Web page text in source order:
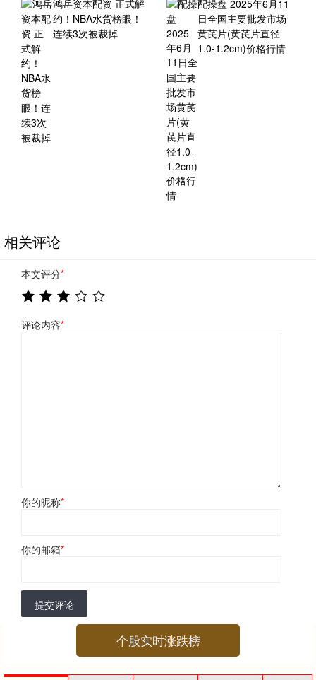
鸿岳资本配资 正式解
约！NBA水货榜眼！
连续3次被裁掉
配操盘 2025年6月11
日全国主要批发市场
黄芪片(黄芪片直径
1.0-1.2cm)价格行情
相关评论
本文评分*
评论内容*
你的昵称*
你的邮箱*
提交评论
个股实时涨跌榜